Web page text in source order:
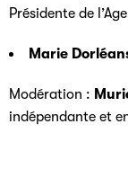
Présidente de
Marie
Modération :
indépendante et